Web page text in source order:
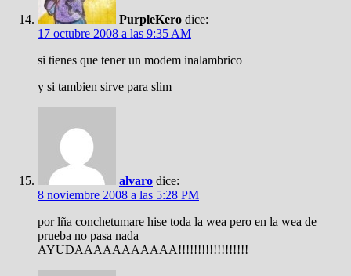
PurpleKero dice:
17 octubre 2008 a las 9:35 AM
si tienes que tener un modem inalambrico
y si tambien sirve para slim
alvaro dice:
8 noviembre 2008 a las 5:28 PM
por lña conchetumare hise toda la wea pero en la wea de
prueba no pasa nada
AYUDAAAAAAAAAAA!!!!!!!!!!!!!!!!!!